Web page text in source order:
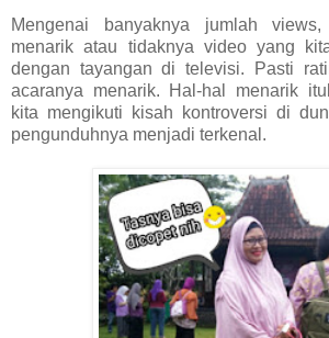
Mengenai banyaknya jumlah
menarik atau tidaknya video yang
dengan tayangan di televisi. Pasti
acaranya menarik. Hal-hal menarik
kita mengikuti kisah kontroversi di
pengunduhnya menjadi terkenal.